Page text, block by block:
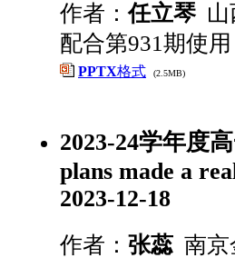
作者：任立琴
配合第931期
PPTX格式 (2.5MB)
2023-24学年度
plans made a
2023-12-18
作者： 张蕊 南京